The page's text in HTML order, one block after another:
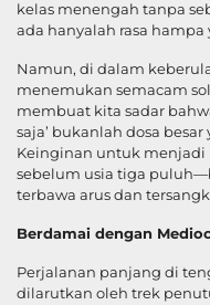
kelas menengah tanpa
ada hanyalah rasa
Namun, di dalam
menemukan semacam
membuat kita sadar
saja’ bukanlah dosa
Keinginan untuk menjadi
sebelum usia tiga
terbawa arus dan
Berdamai dengan
Perjalanan panjang di
dilarutkan oleh trek